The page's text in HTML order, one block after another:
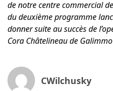
de notre centre commercial
du deuxième programme
donner suite au succès de
Cora Châtelineau de
CWilchusky